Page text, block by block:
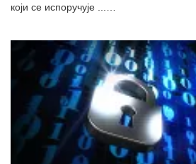
који се испоручује ...…